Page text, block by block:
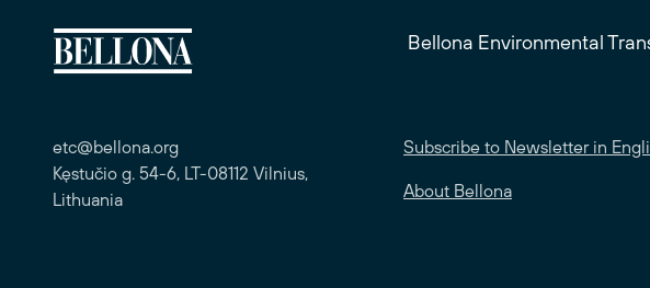
Bellona Environmental
etc@bellona.org
Kęstučio g. 54-6, LT-08112 Vilnius,
Lithuania
Subscribe to Newsletter in
About Bellona